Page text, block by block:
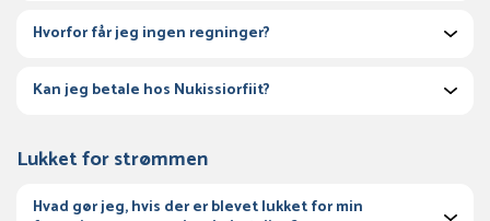
Hvorfor får jeg ingen regninger?
Kan jeg betale hos Nukissiorfiit?
Lukket for strømmen
Hvad gør jeg, hvis der er blevet lukket for min